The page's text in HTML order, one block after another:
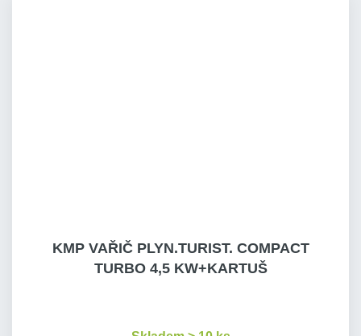
KMP VAŘIČ PLYN.TURIST. COMPACT
TURBO 4,5 KW+KARTUŠ